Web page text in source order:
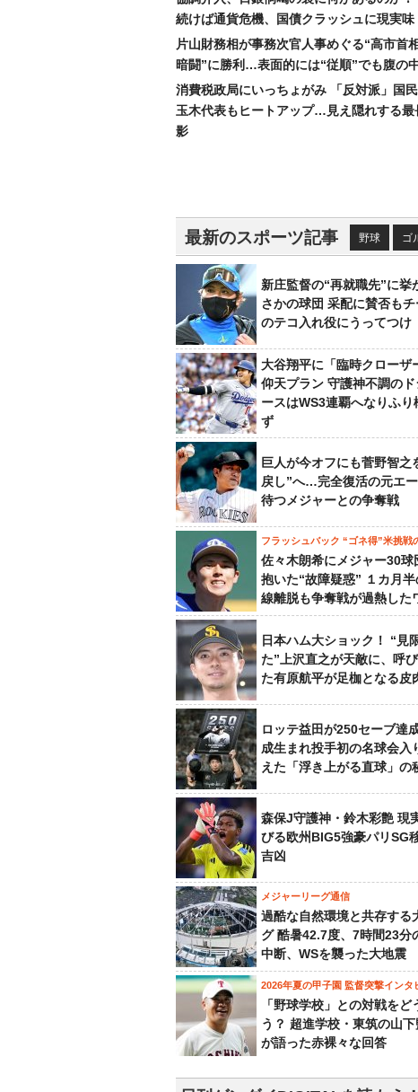
続けば通貨危機、国債クラッシュに現実味
片山財務相が事務次官人事めぐる“高市首
暗闘”に勝利…表面的には“従順”でも腹の
消費税政局にいっちょがみ 「反対派」国民
玉木代表もヒートアップ…見え隠れする最
影
最新のスポーツ記事 野球 ゴ
新庄監督の“再就職先”に挙
さかの球団 采配に賛否もチ
のテコ入れ役にうってつけ
大谷翔平に「臨時クローザ
仰天プラン 守護神不調のド
ースはWS3連覇へなりふり
ず
巨人が今オフにも菅野智之
戻し”へ…完全復活の元エ
待つメジャーとの争奪戦
フラッシュバック “ゴネ得”米挑戦
佐々木朗希にメジャー30球
抱いた“故障疑惑” １カ月
線離脱も争奪戦が過熱した
日本ハム大ショック！ “見
た”上沢直之が天敵に、呼
た有原航平が足枷となる皮
ロッテ益田が250セーブ達
成生まれ投手初の名球会入
えた「浮き上がる直球」の
森保J守護神・鈴木彩艶 現
びる欧州BIG5強豪パリSG
吉凶
メジャーリーグ通信
過酷な自然環境と共存する
グ 酷暑42.7度、7時間23分
中断、WSを襲った大地震
2026年夏の甲子園 監督突撃インタ
「野球学校」との対戦をど
う？ 超進学校・東筑の山
が語った赤裸々な回答